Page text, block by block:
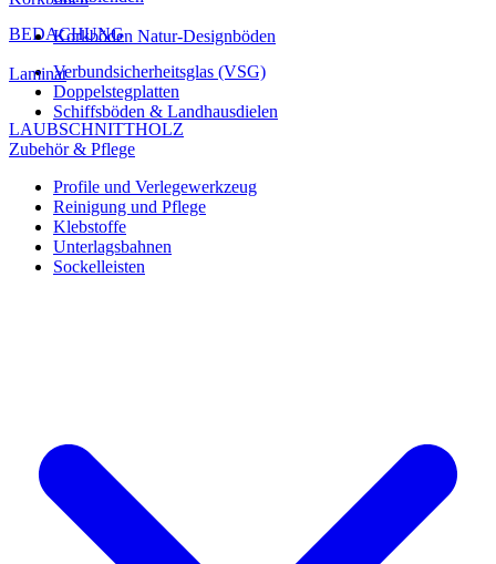
BEDACHUNG
Verbundsicherheitsglas (VSG)
Doppelstegplatten
LAUBSCHNITTHOLZ
Korkböden Natur-Designböden
Laminat
Schiffsböden & Landhausdielen
Zubehör & Pflege
Profile und Verlegewerkzeug
Reinigung und Pflege
Klebstoffe
Unterlagsbahnen
Sockelleisten